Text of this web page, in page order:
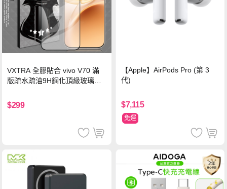
VXTRA 全膠貼合 vivo V70 滿
版疏水疏油9H鋼化頂級玻璃貼
$299
【Apple】AirPods Pro (第 3
代)
$7,115
免運